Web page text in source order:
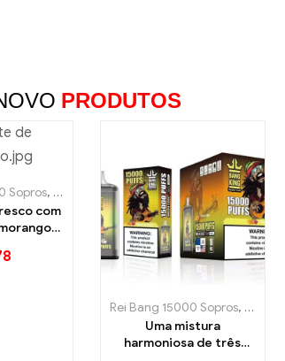
PRODUTOS
eletrônicos descartáveis
​​Suécia Cigarros eletrônicos descartáveis
Sopros, Cigarros eletrônicos descartáveis ​​Suécia
com
Rei Bang 15000 Sopros,
Uma mistura
harmoniosa de três